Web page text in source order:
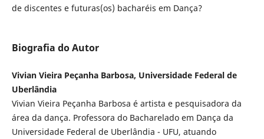
de discentes e futuras(os) bacharéis em Dança?
Biografia do Autor
Vivian Vieira Peçanha Barbosa, Universidade Federal de
Uberlândia
Vivian Vieira Peçanha Barbosa é artista e pesquisadora da
área da dança. Professora do Bacharelado em Dança da
Universidade Federal de Uberlândia - UFU, atuando